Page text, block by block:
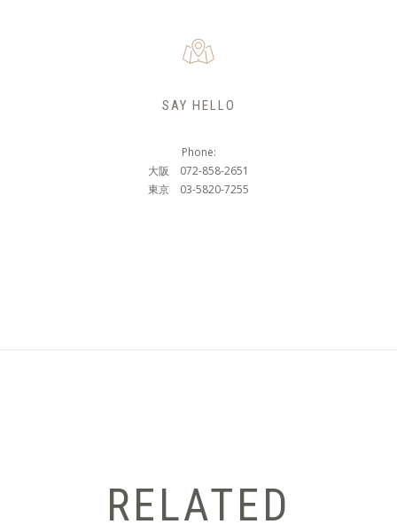
SAY HELLO
Phone:
大阪 072-858-2651
東京 03-5820-7255
RELATED